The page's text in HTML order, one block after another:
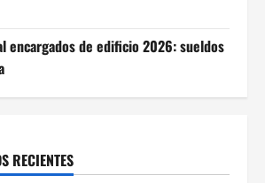
encargados de edificio 2026: sueldos
RECIENTES